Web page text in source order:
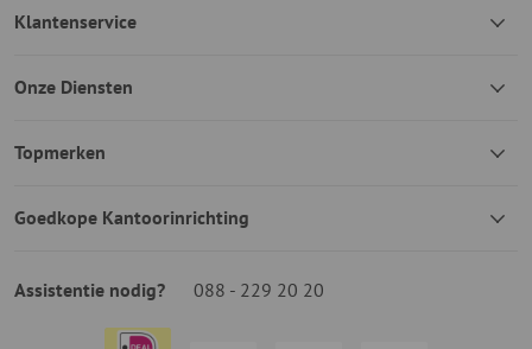
Klantenservice
Onze Diensten
Topmerken
Goedkope Kantoorinrichting
Assistentie nodig? 088 - 229 20 20